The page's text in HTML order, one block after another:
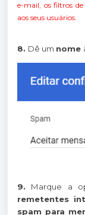
e-mail, os filtros
aos seus usuários.
8. Dê um nome
9. Marque a
remetentes
spam para